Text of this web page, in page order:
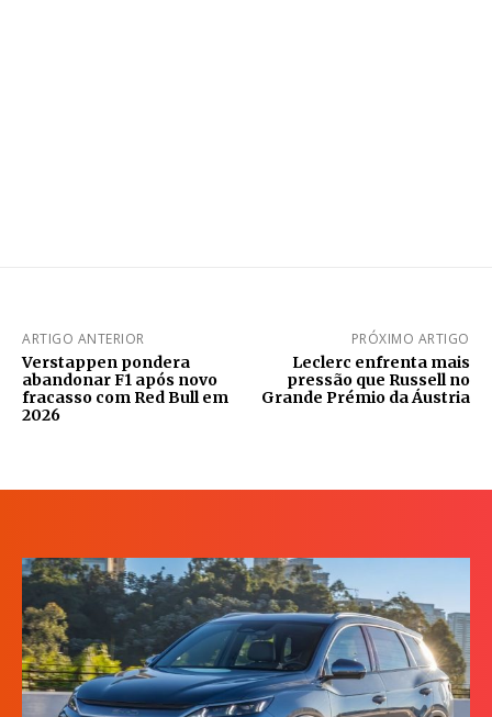
ARTIGO ANTERIOR
Verstappen pondera
abandonar F1 após novo
fracasso com Red Bull em
2026
PRÓXIMO ARTIGO
Leclerc enfrenta mais
pressão que Russell no
Grande Prémio da Áustria